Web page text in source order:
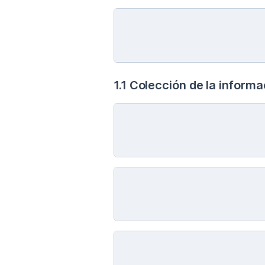
1.1 Colección de la